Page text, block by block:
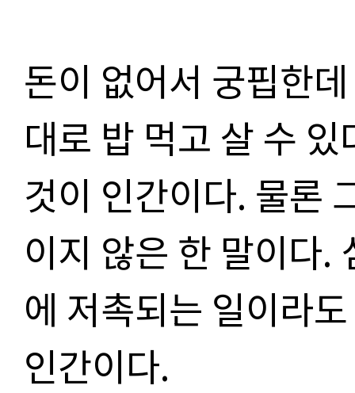
돈이 없어서 궁핍한
대로 밥 먹고 살 수
것이 인간이다. 물론
이지 않은 한 말이다.
에 저촉되는 일이라
인간이다.